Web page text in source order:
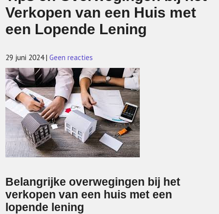
Verkopen van een Huis met
een Lopende Lening
29 juni 2024 |Geen reacties
Belangrijke overwegingen bij het
verkopen van een huis met een
lopende lening